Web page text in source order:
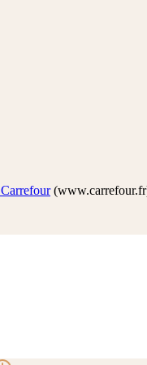
Carrefour